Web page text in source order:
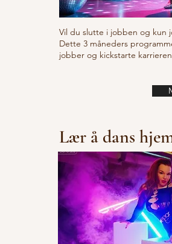
Vil du slutte i jobben og kun
Dette 3 måneders
jobber og kickstarte
Lær å dans